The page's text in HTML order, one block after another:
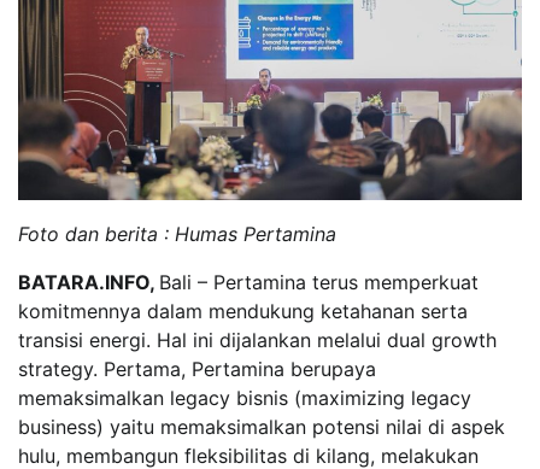
Foto dan berita : Humas Pertamina
BATARA.INFO, Bali – Pertamina terus memperkuat
komitmennya dalam mendukung ketahanan serta
transisi energi. Hal ini dijalankan melalui dual growth
strategy. Pertama, Pertamina berupaya
memaksimalkan legacy bisnis (maximizing legacy
business) yaitu memaksimalkan potensi nilai di aspek
hulu, membangun fleksibilitas di kilang, melakukan